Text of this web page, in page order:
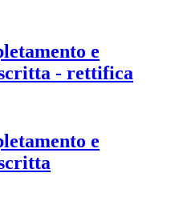
e
- rettifica
e